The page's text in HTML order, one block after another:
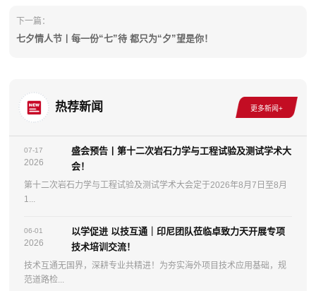
下一篇：
七夕情人节丨每一份“七”待 都只为“夕”望是你！
热荐新闻
07-17
2026
盛会预告丨第十二次岩石力学与工程试验及测试学术大
会！
第十二次岩石力学与工程试验及测试学术大会定于2026年8月7日至8月
1...
06-01
2026
以学促进 以技互通｜印尼团队莅临卓致力天开展专项
技术培训交流！
技术互通无国界，深耕专业共精进！为夯实海外项目技术应用基础，规
范道路检...